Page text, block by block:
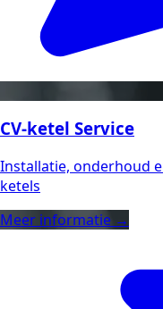
CV-ketel Service
Installatie, onderhoud
ketels
Meer informatie →